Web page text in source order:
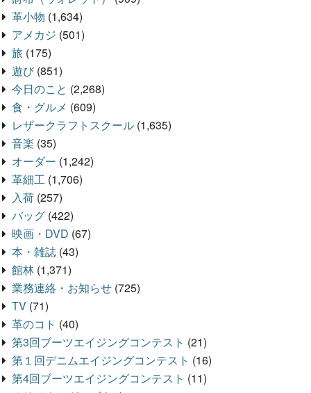
革小物 (1,634)
アメカジ (501)
旅 (175)
遊び(851)
今日のこと (2,268)
食・グルメ (609)
レザークラフトスクール (1,635)
音楽 (35)
オーダー (1,242)
革細工 (1,706)
入荷 (257)
バッグ (422)
映画・DVD (67)
本・雑誌 (43)
館林 (1,371)
業務連絡・お知らせ (725)
TV (71)
革のコト (40)
第3回ブーツエイジングコンテスト (21)
第１回デニムエイジングコンテスト (16)
第4回ブーツエイジングコンテスト (11)